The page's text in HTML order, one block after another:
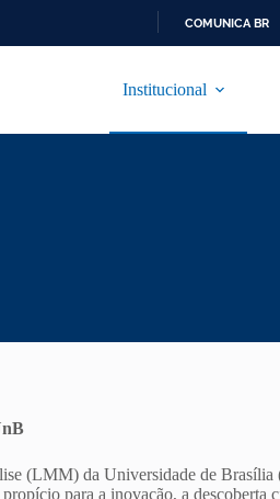
R
COMUNICA BR
Institucional
(LMM) da Universidade de
para a inovação, a descoberta